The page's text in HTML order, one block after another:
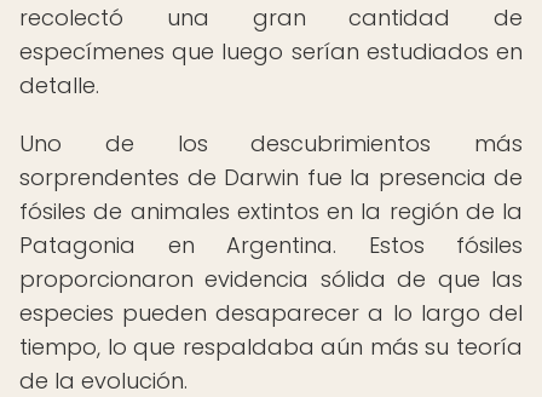
recolectó una gran cantidad de
especímenes que luego serían estudiados en
detalle.
Uno de los descubrimientos más
sorprendentes de Darwin fue la presencia de
fósiles de animales extintos en la región de la
Patagonia en Argentina. Estos fósiles
proporcionaron evidencia sólida de que las
especies pueden desaparecer a lo largo del
tiempo, lo que respaldaba aún más su teoría
de la evolución.